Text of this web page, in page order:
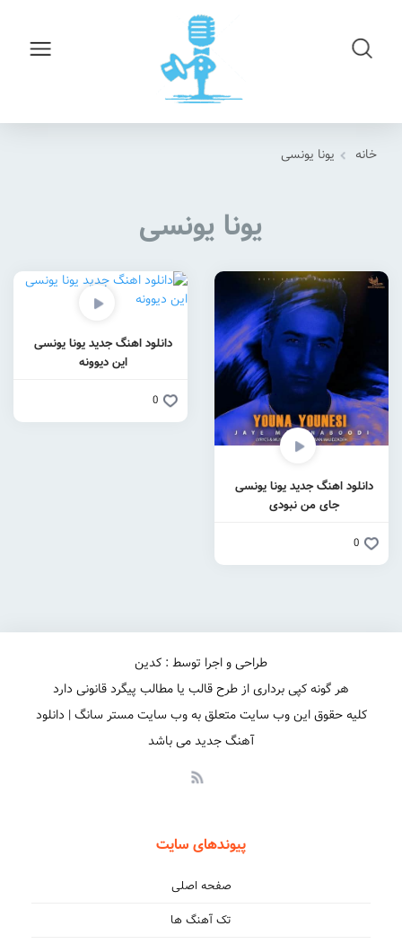
خانه یونا یونسی
یونا یونسی
دانلود اهنگ جدید یونا یونسی
جای من نبودی
0
دانلود اهنگ جدید یونا یونسی
این دیوونه
0
طراحی و اجرا توسط : کدین
هر گونه کپی برداری از طرح قالب یا مطالب پیگرد قانونی دارد
کلیه حقوق این وب سایت متعلق به وب سایت مستر سانگ | دانلود
آهنگ جدید می باشد
پیوندهای سایت
صفحه اصلی
تک آهنگ ها